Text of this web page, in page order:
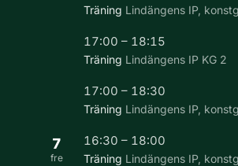
Träning Lindängens IP,
17:00 – 18:15
Träning Lindängens IP KG 2
17:00 – 18:30
Träning Lindängens IP,
7
fre
16:30 – 18:00
Träning Lindängens IP,